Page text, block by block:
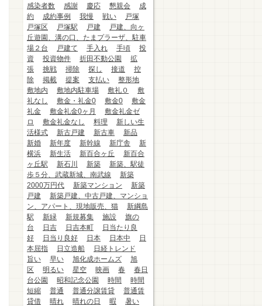
感染者数
感謝 慶応 懇親会
成
約
成約事例 我慢 戦い
戸塚
戸塚区
戸塚駅 戸建
戸建、向ヶ
丘遊園、溝の口、たまプラーザ、駐車
場２台
戸建て 手入れ 手頃
投
資
投資物件 折田不動公園
拡
張
挑戦 掃除 探し 接道
控
除
掲載 提案 支払い
整形地
敷地内
敷地内駐車場 敷礼０
敷
礼なし
敷金・礼金0 敷金0
敷金
礼金
敷金礼金0ヶ月
敷金礼金ゼ
ロ
敷金礼金なし 料理
新しい生
活様式
新古戸建 新古車
新品
新婚
新年度 新幹線 新庁舎
新
横浜
新生活 新百合ヶ丘
新百合
ヶ丘駅
新石川 新築
新築、駅徒
歩５分、武蔵新城、南武線
新築
2000万円代
新築マンション
新築
戸建
新築戸建、中古戸建、マンショ
ン、アパート、現地販売、猫
新綱島
駅
新緑 新規募集 施設
旗の
台
日吉 日吉本町
日当たり良
好
日当り良好 日本 日本中
日
本屈指
日立造船
日経トレンド
旨い
早い 旭化成ホームズ
旭
区
明るい 星空 映画 春
春日
台公園
昭和記念公園 時間
時間
短縮
普通 普通分譲賃貸
普通賃
貸借
晴れ 晴れの日 暇
暑い